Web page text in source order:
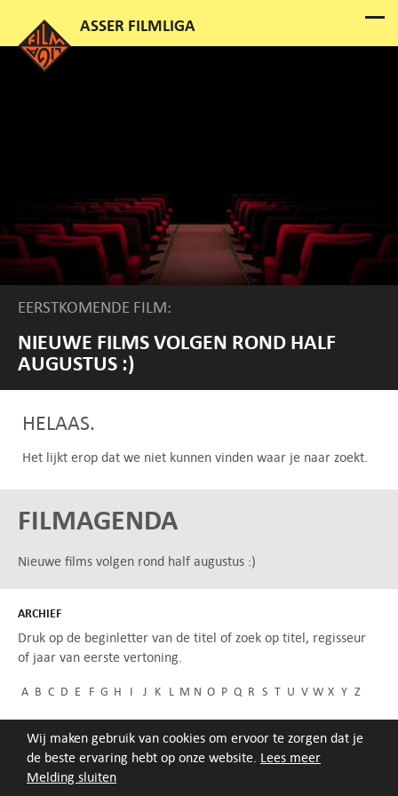
Melding sluiten
Wij maken gebruik van cookies om ervoor te zorgen dat je
de beste ervaring hebt op onze website. Lees meer
EERSTKOMENDE FILM:
NIEUWE FILMS VOLGEN ROND HALF
AUGUSTUS :)
HELAAS.
Het lijkt erop dat we niet kunnen vinden waar je naar zoekt.
FILMAGENDA
Nieuwe films volgen rond half augustus :)
ARCHIEF
Druk op de beginletter van de titel of zoek op titel, regisseur
of jaar van eerste vertoning.
A B C D E F G H I J K L M N O P Q R S T U V W X Y Z